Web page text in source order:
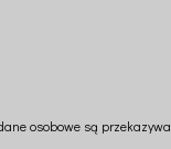
osobowe są